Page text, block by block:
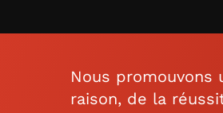
Nous
raison, de la